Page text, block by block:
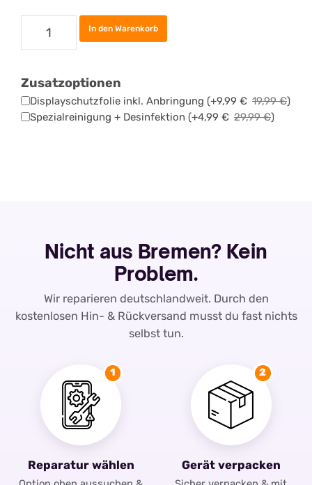
Apple
Watch
3
Display
In den Warenkorb
Zusatzoptionen
Displayschutzfolie inkl. Anbringung (+9,99 € 19,99€)
Spezialreinigung + Desinfektion (+4,99 € 29,99€)
Nicht aus Bremen? Kein
Problem.
Wir reparieren deutschlandweit. Durch den
kostenlosen Hin- & Rückversand musst du fast nichts
selbst tun.
1
Reparatur wählen
2
Gerät verpacken